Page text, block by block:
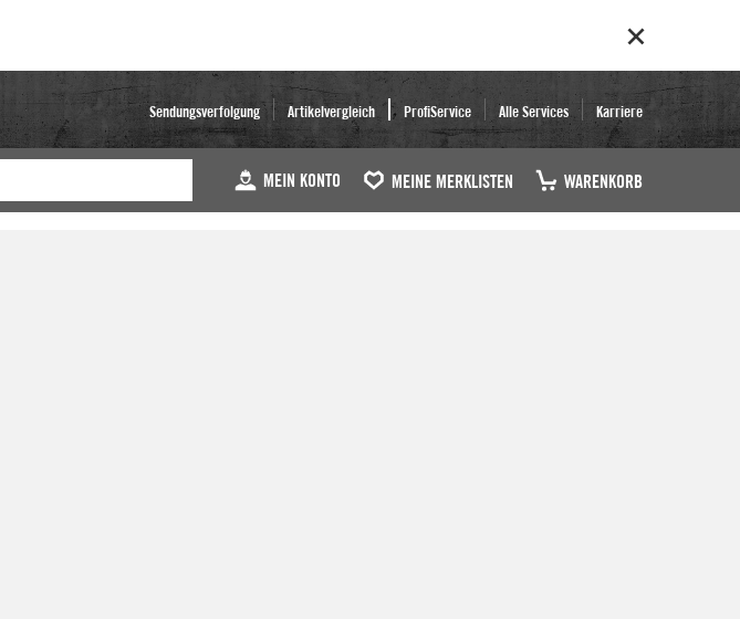
Sendungsverfolgung Artikelvergleich ProfiService Alle Services Karriere
MEIN KONTO MEINE MERKLISTEN WARENKORB